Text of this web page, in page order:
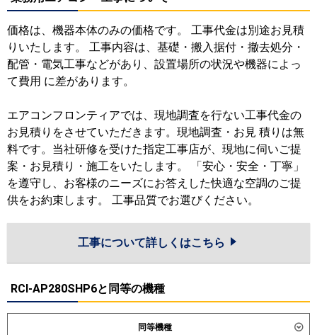
価格は、機器本体のみの価格です。 工事代金は別途お見積
りいたします。 工事内容は、基礎・搬入据付・撤去処分・
配管・電気工事などがあり、設置場所の状況や機器によっ
て費用 に差があります。
エアコンフロンティアでは、現地調査を行ない工事代金の
お見積りをさせていただきます。現地調査・お見 積りは無
料です。当社研修を受けた指定工事店が、現地に伺いご提
案・お見積り・施工をいたします。 「安心・安全・丁寧」
を遵守し、お客様のニーズにお答えした快適な空調のご提
供をお約束します。 工事品質でお選びください。
工事について詳しくはこちら
RCI-AP280SHP6と同等の機種
同等機種